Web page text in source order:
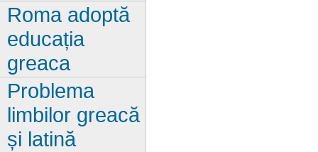
Roma adoptă
educația
greaca
Problema
limbilor greacă
și latină